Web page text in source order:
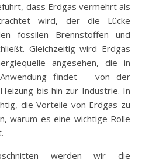
dass Erdgas vermehrt als
wird, der die Lücke
fossilen Brennstoffen und
Gleichzeitig wird Erdgas
angesehen, die in
findet – von der
bis hin zur Industrie. In
die Vorteile von Erdgas zu
warum es eine wichtige Rolle
werden wir die